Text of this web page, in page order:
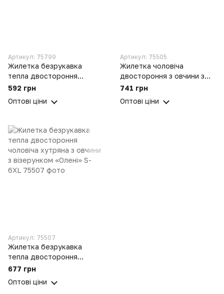
Артикул: 75799
Жилетка безрукавка
тепла двостороння
чоловіча хутряна з овчини
592 грн
Оптові ціни
Артикул: 75505
Жилетка чоловіча
двостороння з овчини з
елегантним картатим
741 грн
Оптові ціни
Артикул: 75507
Жилетка безрукавка
тепла двостороння
чоловіча хутряна з овчини
6XL
677 грн
Оптові ціни